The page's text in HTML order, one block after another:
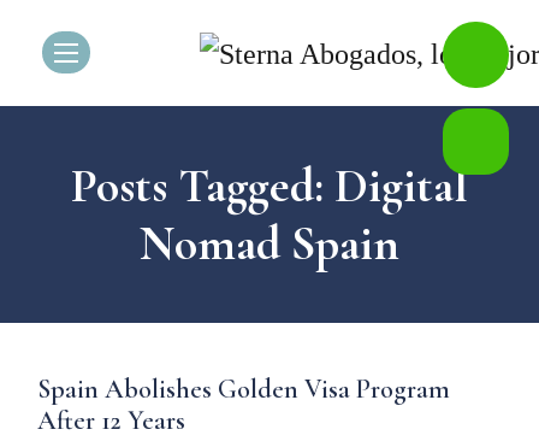
Posts Tagged: Digital
Nomad Spain
Spain Abolishes Golden Visa Program
After 12 Years